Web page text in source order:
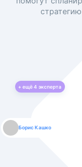
+ ещё4 эксперта
Борис Кашко
Юлия Изоитко
Александр Кулагин
Даниил Макаров
Екатерина Лазаренко